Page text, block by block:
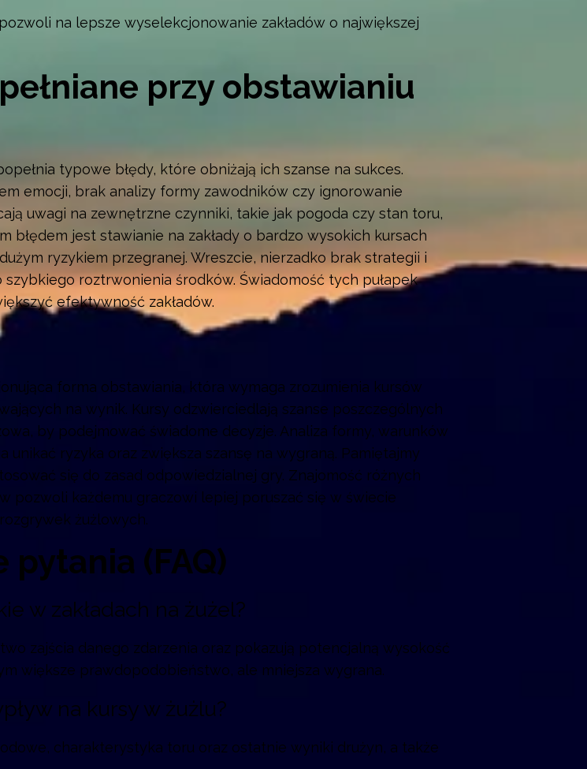
na lepsze wyselekcjonowanie zakładów o największej
przy obstawianiu
typowe błędy, które obniżają ich szanse na sukces.
emocji, brak analizy formy zawodników czy ignorowanie
uwagi na zewnętrzne czynniki, takie jak pogoda czy stan toru,
błędem jest stawianie na zakłady o bardzo wysokich kursach
ryzykiem przegranej. Wreszcie, nierzadko brak strategii i
roztrwonienia środków. Świadomość tych pułapek
efektywność zakładów.
forma obstawiania, która wymaga zrozumienia kursów
na wynik. Kursy odzwierciedlają szanse poszczególnych
by podejmować świadome decyzje. Analiza formy, warunków
ryzyka oraz zwiększa szansę na wygraną. Pamiętajmy
się do zasad odpowiedzialnej gry. Znajomość różnych
pozwoli każdemu graczowi lepiej poruszać się w świecie
żużlowych.
pytania (FAQ)
w zakładach na żużel?
zajścia danego zdarzenia oraz pokazują potencjalną wysokość
większe prawdopodobieństwo, ale mniejsza wygrana.
na kursy w żużlu?
charakterystyka toru oraz ostatnie wyniki drużyn, a także